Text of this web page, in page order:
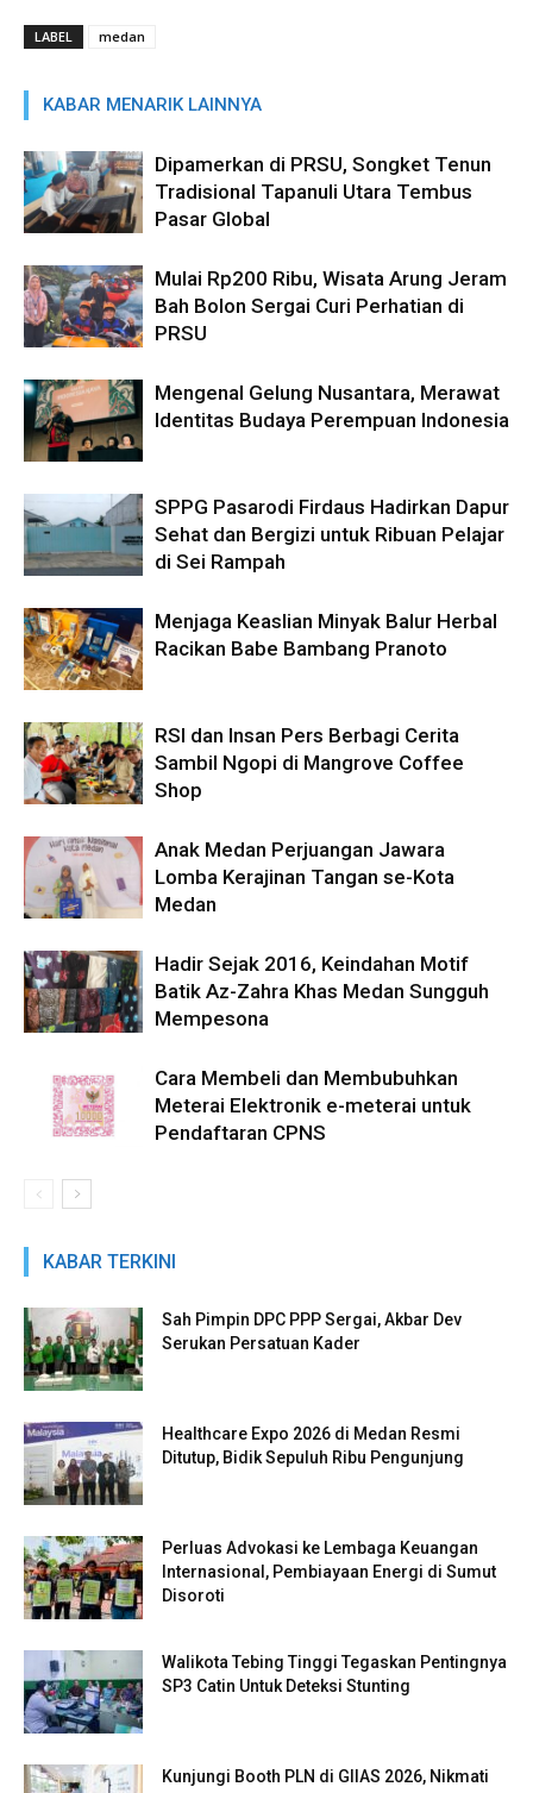
LABEL medan
KABAR MENARIK LAINNYA
Dipamerkan di PRSU, Songket Tenun
Tradisional Tapanuli Utara Tembus
Pasar Global
Mulai Rp200 Ribu, Wisata Arung Jeram
Bah Bolon Sergai Curi Perhatian di
PRSU
Mengenal Gelung Nusantara, Merawat
Identitas Budaya Perempuan Indonesia
SPPG Pasarodi Firdaus Hadirkan Dapur
Sehat dan Bergizi untuk Ribuan Pelajar
di Sei Rampah
Menjaga Keaslian Minyak Balur Herbal
Racikan Babe Bambang Pranoto
RSI dan Insan Pers Berbagi Cerita
Sambil Ngopi di Mangrove Coffee
Shop
Anak Medan Perjuangan Jawara
Lomba Kerajinan Tangan se-Kota
Medan
Hadir Sejak 2016, Keindahan Motif
Batik Az-Zahra Khas Medan Sungguh
Mempesona
Cara Membeli dan Membubuhkan
Meterai Elektronik e-meterai untuk
Pendaftaran CPNS
KABAR TERKINI
Sah Pimpin DPC PPP Sergai, Akbar Dev
Serukan Persatuan Kader
Healthcare Expo 2026 di Medan Resmi
Ditutup, Bidik Sepuluh Ribu Pengunjung
Perluas Advokasi ke Lembaga Keuangan
Internasional, Pembiayaan Energi di Sumut
Disoroti
Walikota Tebing Tinggi Tegaskan Pentingnya
SP3 Catin Untuk Deteksi Stunting
Kunjungi Booth PLN di GIIAS 2026, Nikmati